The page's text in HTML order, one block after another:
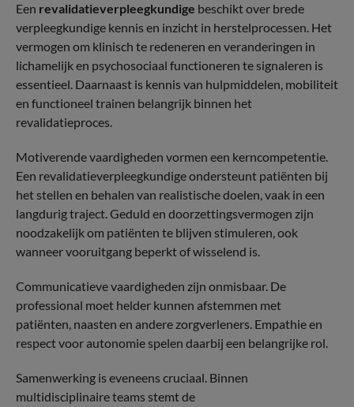
Een revalidatieverpleegkundige beschikt over brede
verpleegkundige kennis en inzicht in herstelprocessen. Het
vermogen om klinisch te redeneren en veranderingen in
lichamelijk en psychosociaal functioneren te signaleren is
essentieel. Daarnaast is kennis van hulpmiddelen, mobiliteit
en functioneel trainen belangrijk binnen het
revalidatieproces.
Motiverende vaardigheden vormen een kerncompetentie.
Een revalidatieverpleegkundige ondersteunt patiënten bij
het stellen en behalen van realistische doelen, vaak in een
langdurig traject. Geduld en doorzettingsvermogen zijn
noodzakelijk om patiënten te blijven stimuleren, ook
wanneer vooruitgang beperkt of wisselend is.
Communicatieve vaardigheden zijn onmisbaar. De
professional moet helder kunnen afstemmen met
patiënten, naasten en andere zorgverleners. Empathie en
respect voor autonomie spelen daarbij een belangrijke rol.
Samenwerking is eveneens cruciaal. Binnen
multidisciplinaire teams stemt de